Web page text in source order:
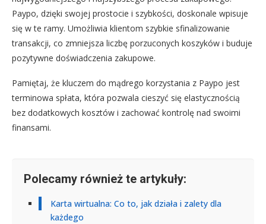
Paypo, dzięki swojej prostocie i szybkości, doskonale wpisuje
się w te ramy. Umożliwia klientom szybkie sfinalizowanie
transakcji, co zmniejsza liczbę porzuconych koszyków i buduje
pozytywne doświadczenia zakupowe.
Pamiętaj, że kluczem do mądrego korzystania z Paypo jest
terminowa spłata, która pozwala cieszyć się elastycznością
bez dodatkowych kosztów i zachować kontrolę nad swoimi
finansami.
Polecamy również te artykuły:
Karta wirtualna: Co to, jak działa i zalety dla
każdego